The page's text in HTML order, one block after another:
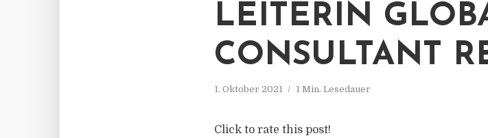
LEITERIN
CONSULTANT
1. Oktober 2021 1 Min. Lesedauer
Click to rate this post!